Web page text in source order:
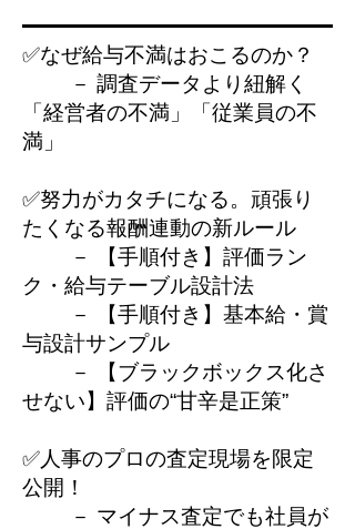
✅なぜ給与不満はおこるのか？
－ 調査データより紐解く
「経営者の不満」「従業員の不
満」
✅努力がカタチになる。頑張り
たくなる報酬連動の新ルール
－ 【手順付き】評価ラン
ク・給与テーブル設計法
－ 【手順付き】基本給・賞
与設計サンプル
－ 【ブラックボックス化さ
せない】評価の“甘辛是正策”
✅人事のプロの査定現場を限定
公開！
－ マイナス査定でも社員が